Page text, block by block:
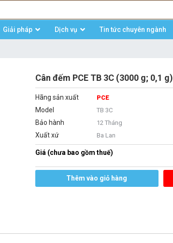
Giải pháp Dịch vụ Tin tức chuyên ngành
Cân đếm PCE TB 3C (3000 g; 0,1 g)
Hãng sản xuất PCE
Model TB 3C
Bảo hành 12 Tháng
Xuất xứ Ba Lan
Giá (chưa bao gồm thuế)
Thêm vào giỏ hàng